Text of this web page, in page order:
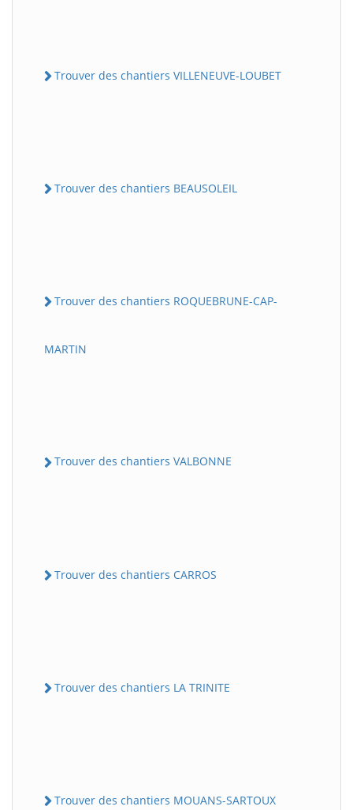
Trouver des chantiers VILLENEUVE-LOUBET
Trouver des chantiers BEAUSOLEIL
Trouver des chantiers ROQUEBRUNE-CAP-
MARTIN
Trouver des chantiers VALBONNE
Trouver des chantiers CARROS
Trouver des chantiers LA TRINITE
Trouver des chantiers MOUANS-SARTOUX